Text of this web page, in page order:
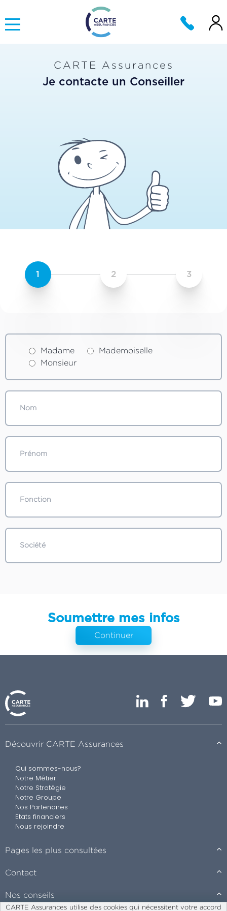
CARTE Assurances
Je contacte un Conseiller
1 2 3
Madame
Mademoiselle
Monsieur
Soumettre mes infos
Continuer
Découvrir CARTE Assurances
Qui sommes-nous?
Notre Métier
Notre Stratégie
Notre Groupe
Nos Partenaires
Etats financiers
Nous rejoindre
Pages les plus consultées
Contact
Nos conseils
CARTE Assurances utilise des cookies qui nécessitent votre accord